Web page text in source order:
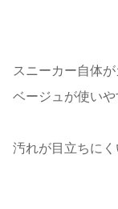
スニーカー自体
ベージュが使いや
汚れが目立ちに